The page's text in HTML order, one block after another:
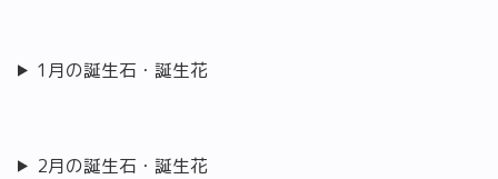
1月の誕生石・誕生花
2月の誕生石・誕生花